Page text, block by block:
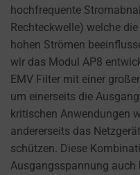
hochfrequente
Rechteckwelle) welche
hohen Strömen
wir das Modul AP8
EMV Filter mit einer
um einerseits die
kritischen Anwendungen
andererseits das
schützen. Diese
Ausgangsspannung auch